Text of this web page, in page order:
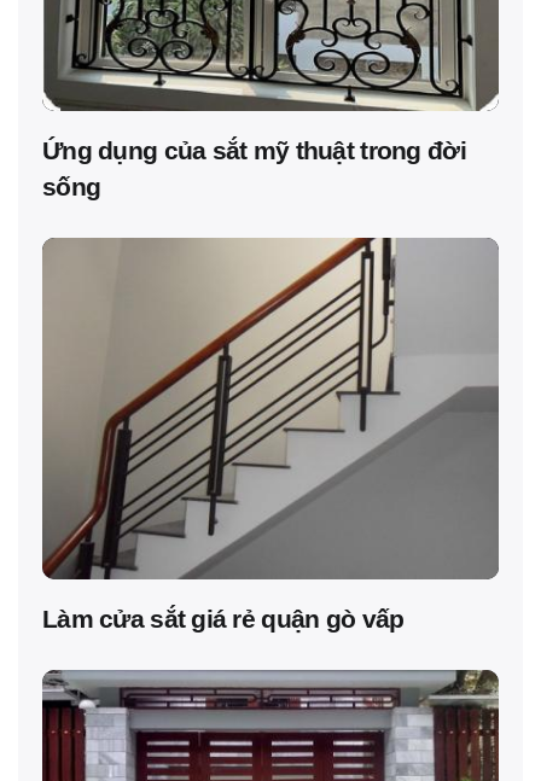
Ứng dụng của sắt mỹ thuật trong đời
sống
Làm cửa sắt giá rẻ quận gò vấp